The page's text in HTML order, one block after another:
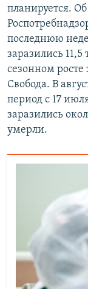
планируется.
последнюю
заразились
сезонном росте
Свобода. В
период с 17
заразились
умерли.